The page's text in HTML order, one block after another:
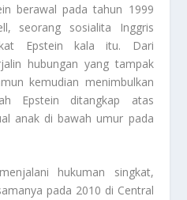
berawal pada tahun 1999
seorang sosialita Inggris
Epstein kala itu. Dari
hubungan yang tampak
kemudian menimbulkan
Epstein ditangkap atas
anak di bawah umur pada
hukuman singkat,
pada 2010 di Central